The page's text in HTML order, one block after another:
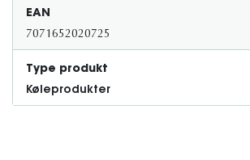
EAN
7071652020725
Type produkt
Køleprodukter